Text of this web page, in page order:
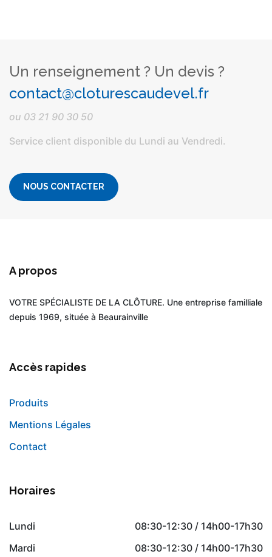
Un renseignement ? Un devis ?
contact@cloturescaudevel.fr
ou 03 21 90 30 50
Service client disponible du Lundi au Vendredi.
NOUS CONTACTER
A propos
VOTRE SPÉCIALISTE DE LA CLÔTURE. Une entreprise familliale
depuis 1969, située à Beaurainville
Accès rapides
Produits
Mentions Légales
Contact
Horaires
Lundi
08:30-12:30 / 14h00-17h30
Mardi
08:30-12:30 / 14h00-17h30